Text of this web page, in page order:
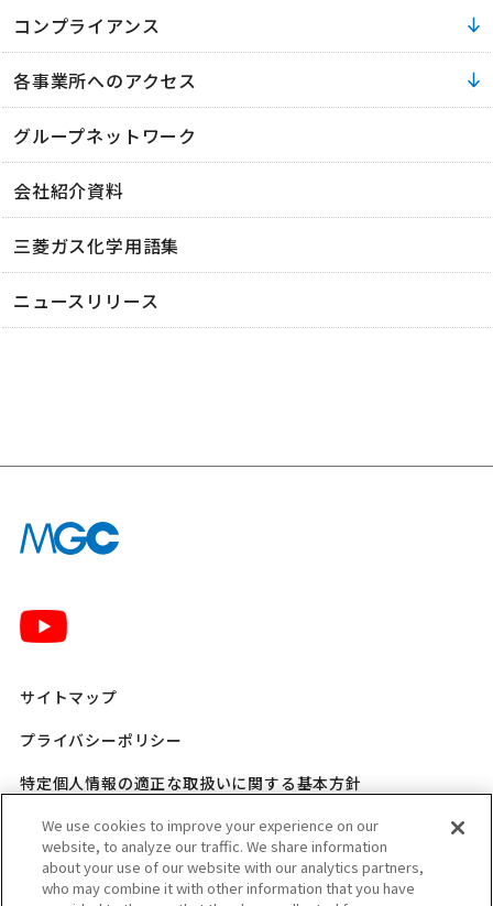
コンプライアンス
各事業所へのアクセス
グループネットワーク
会社紹介資料
三菱ガス化学用語集
ニュースリリース
サイトマップ
プライバシーポリシー
特定個人情報の適正な取扱いに関する基本方針
三菱ガス化学 SNSポリシー
ご利用規程
We use cookies to improve your experience on our
website, to analyze our traffic. We share information
about your use of our website with our analytics partners,
who may combine it with other information that you have